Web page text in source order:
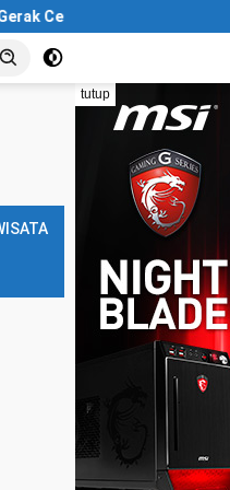
Kasus Perampasan Motor
tutup